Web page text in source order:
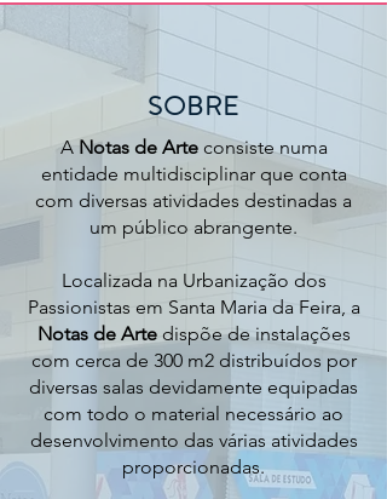
SOBRE
A Notas de Arteconsiste numa
entidade multidisciplinar que conta
com diversas atividades destinadas a
um público abrangente.
Localizada na Urbanização dos
Passionistas em Santa Maria da Feira, a
Notas de Artedispõe de instalações
com cerca de 300 m2 distribuídos por
diversas salas devidamente equipadas
com todo o material necessário ao
desenvolvimento das várias atividades
proporcionadas.